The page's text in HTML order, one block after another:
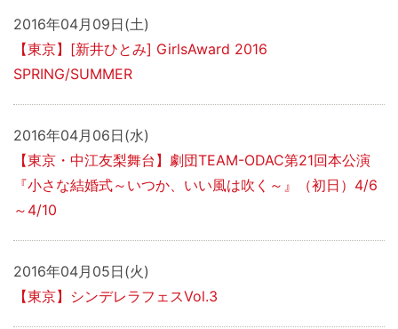
2016年04月09日(土)
【東京】[新井ひとみ] GirlsAward 2016
SPRING/SUMMER
2016年04月06日(水)
【東京・中江友梨舞台】劇団TEAM-ODAC第21回本公演
『小さな結婚式～いつか、いい風は吹く～』（初日）4/6
～4/10
2016年04月05日(火)
【東京】シンデレラフェスVol.3